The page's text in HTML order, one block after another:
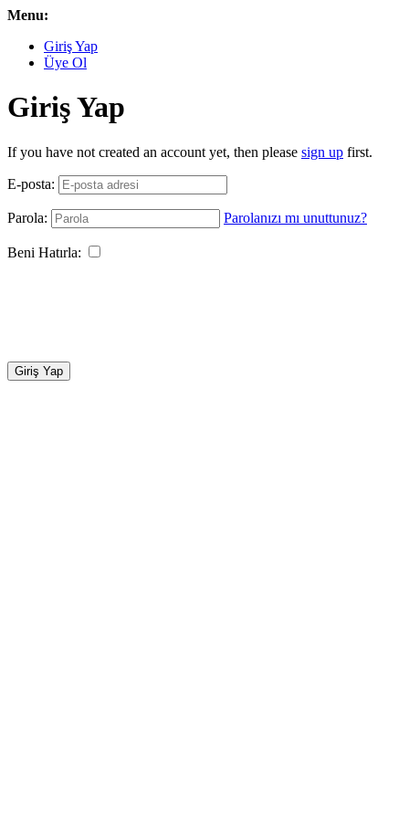
Menu:
Giriş Yap
Üye Ol
Giriş Yap
If you have not created an account yet, then please sign up first.
E-posta:
Parola: Parolanızı mı unuttunuz?
Beni Hatırla:
Giriş Yap